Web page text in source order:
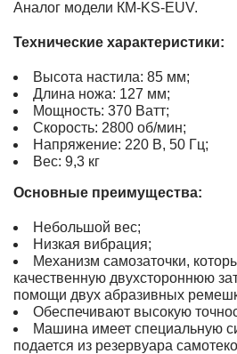
Аналог модели КМ-KS-EUV.
Технические характеристики:
Высота настила: 85 мм;
Длина ножа: 127 мм;
Мощность: 370 Ватт;
Скорость: 2800 об/мин;
Напряжение: 220 В, 50 Гц;
Вес: 9,3 кг
Основные преимущества:
Небольшой вес;
Низкая вибрация;
Механизм самозаточки,
качественную двухстороннюю
помощи двух абразивных
Обеспечивают высокую
Машина имеет специальную
подается из резервуара